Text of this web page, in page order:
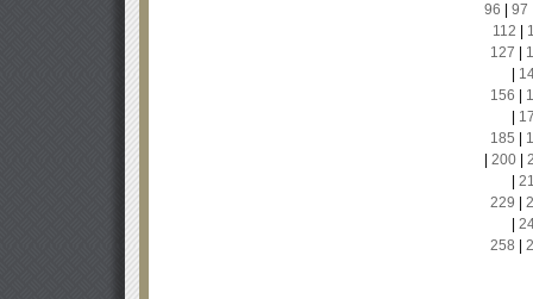
96
97
112
127
156
185
200|
229
258